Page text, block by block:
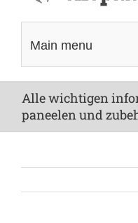
Main menu
Alle wichtigen
paneelen und